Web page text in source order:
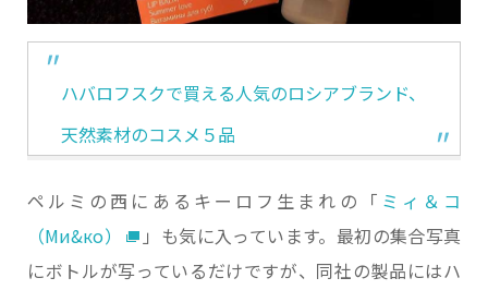
ハバロフスクで買える人気のロシアブランド、
天然素材のコスメ５品
ペルミの西にあるキーロフ生まれの「 ミィ＆コ
（Ми&ко）
」も気に入っています。最初の集合写真
にボトルが写っているだけですが、同社の製品にはハ